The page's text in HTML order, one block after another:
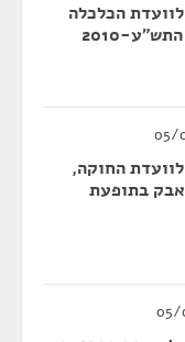
הכלכלה
2010
החוקה,
בתופעת